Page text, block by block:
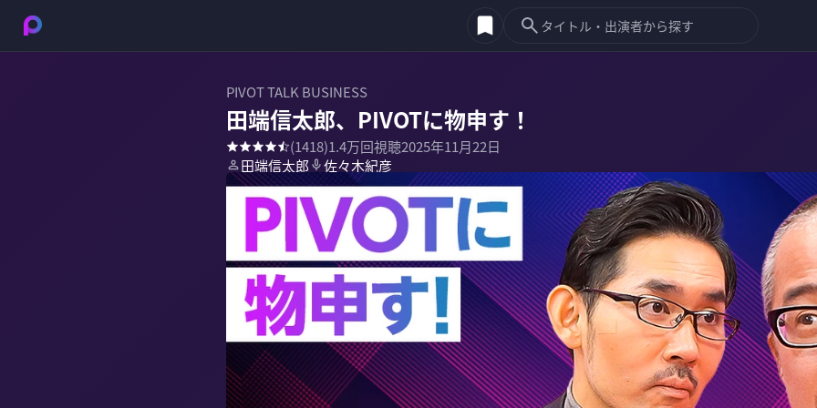
PIVOT TALK BUSINESS
田端信太郎、PIVOTに物申す！
(1418)1.4万回視聴2025年11月22日
田端信太郎
佐々木紀彦